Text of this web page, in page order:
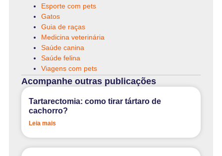
Esporte com pets
Gatos
Guia de raças
Medicina veterinária
Saúde canina
Saúde felina
Viagens com pets
Acompanhe outras publicações
Tartarectomia: como tirar tártaro de
cachorro?
Leia mais